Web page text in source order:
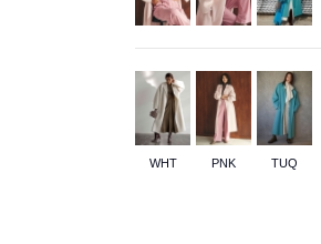
WHT PNK TUQ